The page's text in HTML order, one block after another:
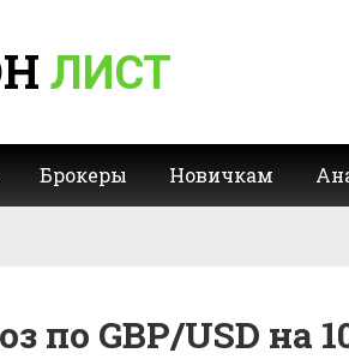
ЛИСТ
Брокеры Новичкам
по GBP/USD на